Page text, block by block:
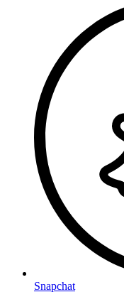
Snapchat